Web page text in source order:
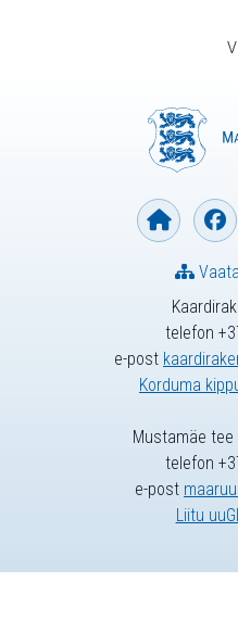
telefon
e-post
Korduma
Mustamäe tee
telefon
e-post
Liitu